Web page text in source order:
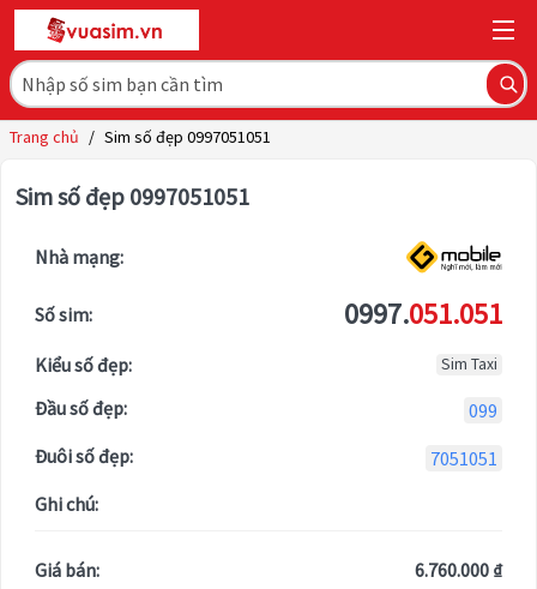
Trang chủ / Sim số đẹp 0997051051
Sim số đẹp 0997051051
Nhà mạng:
Số sim: 0997.051.051
Kiểu số đẹp: Sim Taxi
Đầu số đẹp:
099
Đuôi số đẹp:
7051051
Ghi chú:
Giá bán: 6.760.000 ₫